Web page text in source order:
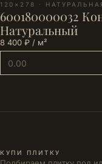
120×278 ·
600180000032
Натуральный
8 400 ₽ / м²
КУПИ ПЛИТКУ